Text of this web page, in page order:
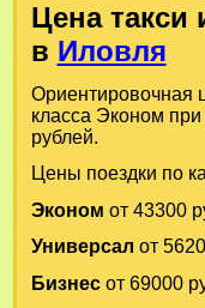
Цена такси
в Иловля
Ориентировочная
класса Эконом
рублей.
Цены поездки по
Эконом от 43300
Универсал от
Бизнесот 69000